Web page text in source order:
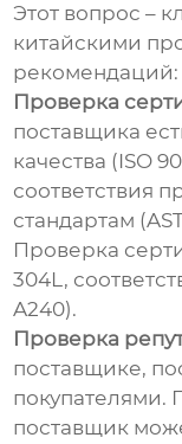
Этот вопрос –
китайскими
рекомендаций:
Проверка
поставщика
качества (ISO
соответствия
стандартам
Проверка
304L,
A240).
Проверка
поставщике,
покупателями.
поставщик